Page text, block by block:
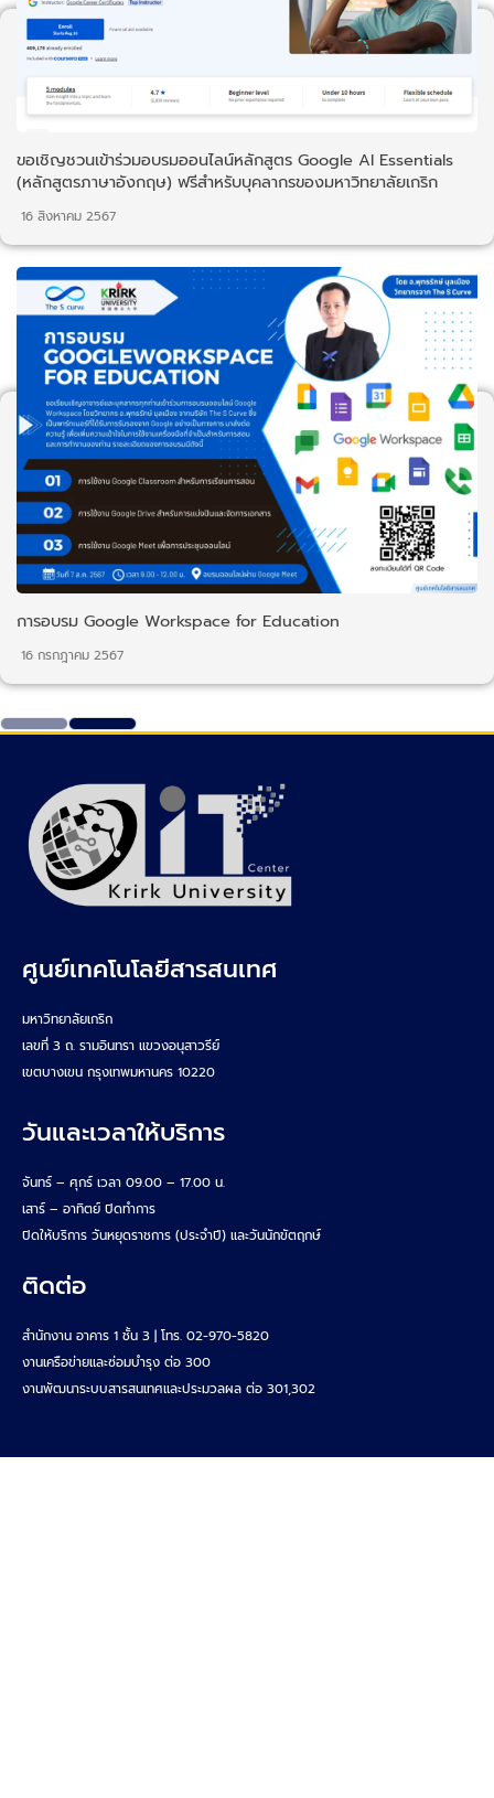
ขอเชิญชวนเข้าร่วมอบรมออนไลน์หลักสูตร Google AI Essentials
(หลักสูตรภาษาอังกฤษ) ฟรีสำหรับบุคลากรของมหาวิทยาลัยเกริก
16 สิงหาคม 2567
การอบรม Google Workspace for Education
16 กรกฎาคม 2567
ศูนย์เทคโนโลยีสารสนเทศ
มหาวิทยาลัยเกริก
เลขที่ 3 ถ. รามอินทรา แขวงอนุสาวรีย์
เขตบางเขน กรุงเทพมหานคร 10220
วันและเวลาให้บริการ
จันทร์ – ศุกร์ เวลา 09.00 – 17.00 น.
เสาร์ – อาทิตย์ ปิดทำการ
ปิดให้บริการ วันหยุดราชการ (ประจำปี) และวันนักขัตฤกษ์
ติดต่อ
สำนักงาน อาคาร 1 ชั้น 3 | โทร. 02-970-5820
งานเครือข่ายและซ่อมบำรุง ต่อ 300
งานพัฒนาระบบสารสนเทศและประมวลผล ต่อ 301,302